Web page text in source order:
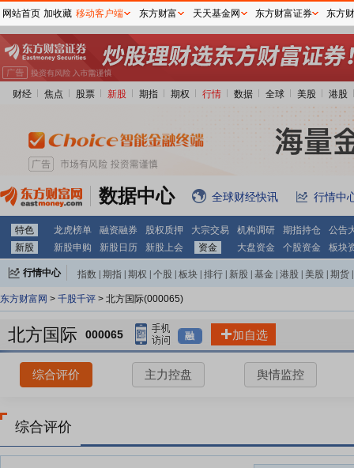
财经 焦点 股票 新股 期指 期权 行情 数据 全球 美股 港股
数据中心 全球财经快讯 行情中
特色 龙虎榜单 融资融券 股权质押 大宗交易 机构调研 期指持仓
公告
新股
新股申购 新股日历 新股上会 资金 大盘资金 个股资金 板块
行情中心 指数 期指 期权 个股 板块 排行 新股 基金 港股 美股 期货
东方财富网 > 千股千评 > 北方国际(000065)
北方国际 000065 融 加自选
综合评价 主力控盘 舆情监控
综合评价
网站首页 加收藏 移动客户端 东方财富 天天基金网 东方财富证券 东方